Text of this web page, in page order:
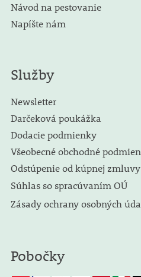
Návod na pestovanie
Napíšte nám
Služby
Newsletter
Darčeková poukážka
Dodacie podmienky
Všeobecné obchodné
Odstúpenie od kúpnej zmluvy
Súhlas so spracúvaním OÚ
Zásady ochrany osobných
Pobočky